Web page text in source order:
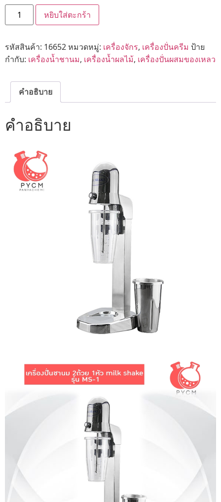
หยิบใส่ตะกร้า
รหัสสินค้า: 16652หมวดหมู่: เครื่องจักร, เครื่องปั่นครีม ป้าย
กำกับ: เครื่องน้ำชานม, เครื่องน้ำผลไม้, เครื่องปั่นผสมของเหลว
คำอธิบาย
คำอธิบาย